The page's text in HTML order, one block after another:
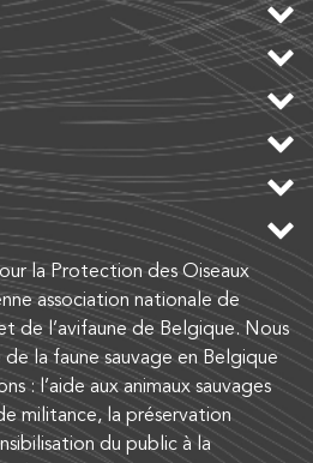
la Protection des Oiseaux
association nationale de
de l’avifaune de Belgique. Nous
la faune sauvage en Belgique
: l’aide aux animaux sauvages
militance, la préservation
du public à la